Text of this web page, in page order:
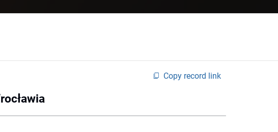
Copy record link